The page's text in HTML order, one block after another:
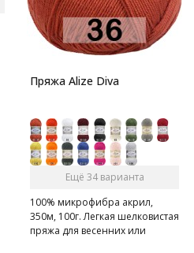
Пряжа Alize Diva
Ещё 34 варианта
100% микрофибра акрил,
350м, 100г. Легкая шелковистая
пряжа для весенних или